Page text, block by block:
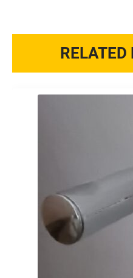
RELATED